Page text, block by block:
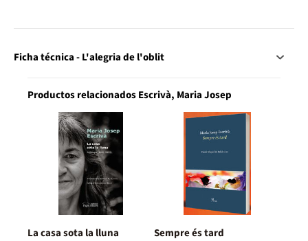
Ficha técnica - L'alegria de l'oblit
Productos relacionados Escrivà, Maria Josep
La casa sota la lluna Sempre és tard